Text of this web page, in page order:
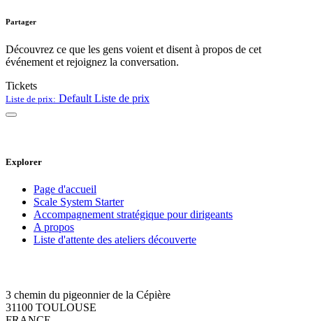
Partager
Découvrez ce que les gens voient et disent à propos de cet
événement et rejoignez la conversation.
Tickets
Liste de prix: Default Liste de prix
Explorer
Page d'accueil
Scale System Starter
Accompagnement stratégique pour dirigeants
A propos
Liste d'attente des ateliers découverte
3 chemin du pigeonnier de la Cépière
31100 TOULOUSE